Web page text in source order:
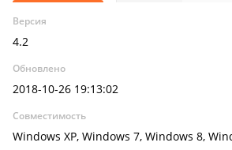
Версия
4.2
Обновлено
2018-10-26 19:13:02
Совместимость
Windows XP, Windows 7, Windows 8,